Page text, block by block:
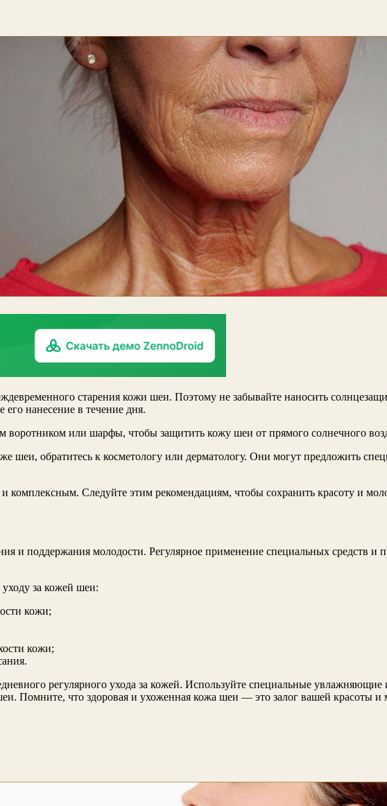
старения кожи шеи. Поэтому не забывайте наносить
нанесение в течение дня.
воротником или шарфы, чтобы защитить кожу шеи от прямого солнечного
шеи, обратитесь к косметологу или дерматологу. Они могут предложить
Следуйте этим рекомендациям, чтобы сохранить красоту и
и поддержания молодости. Регулярное применение специальных средств и
за кожей шеи:
кожи;
кожи;
регулярного ухода за кожей. Используйте специальные
Помните, что здоровая и ухоженная кожа шеи — это залог вашей красоты и